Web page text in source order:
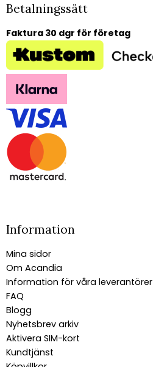
Betalningssätt
Faktura 30 dgr för företag
Information
Mina sidor
Om Acandia
Information för våra leverantörer
FAQ
Blogg
Nyhetsbrev arkiv
Aktivera SIM-kort
Kundtjänst